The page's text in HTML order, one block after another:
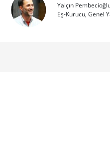
Yalçın
Eş-Kurucu, Genel